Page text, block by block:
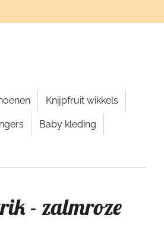
Knijpfruit wikkels
Baby kleding
- zalmroze